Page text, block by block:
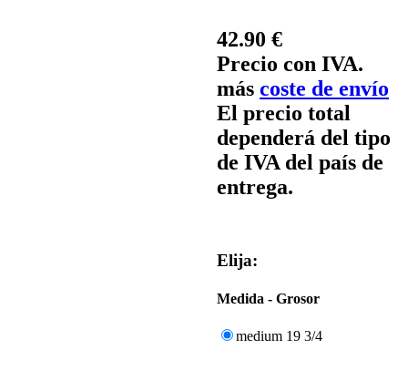
42.90 €
Precio con IVA.
más coste de envío
El precio total
dependerá del tipo
de IVA del país de
entrega.
Elija:
Medida - Grosor
medium 19 3/4